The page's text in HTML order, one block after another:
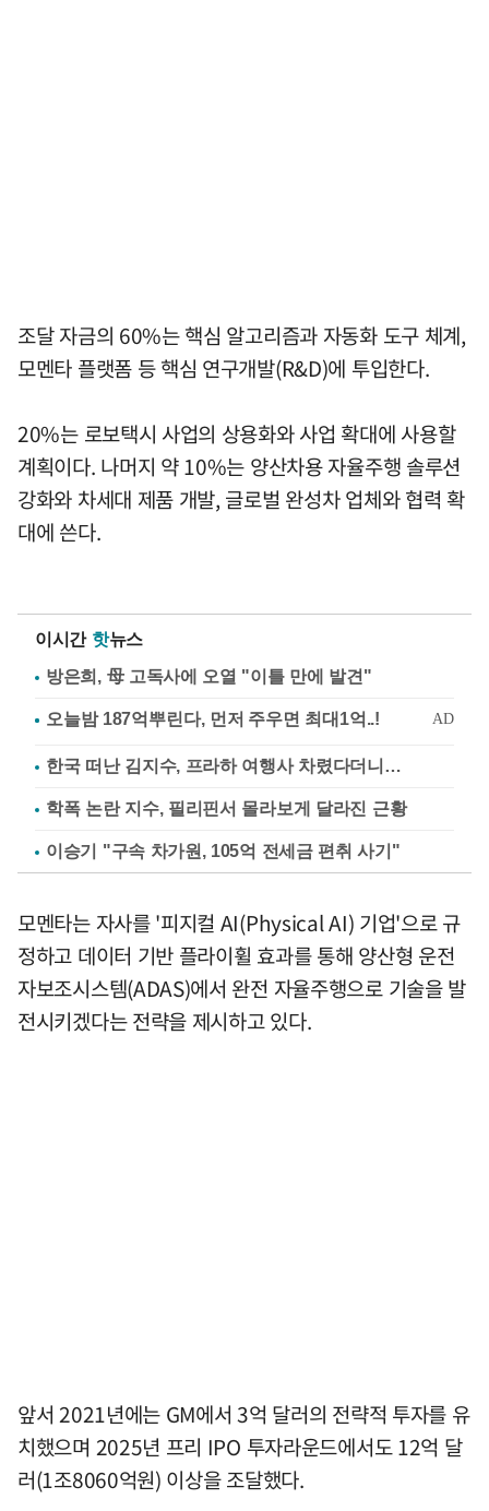
조달 자금의 60%는 핵심 알고리즘과 자동화 도구 체계,
모멘타 플랫폼 등 핵심 연구개발(R&D)에 투입한다.
20%는 로보택시 사업의 상용화와 사업 확대에 사용할
계획이다. 나머지 약 10%는 양산차용 자율주행 솔루션
강화와 차세대 제품 개발, 글로벌 완성차 업체와 협력 확
대에 쓴다.
이시간 핫뉴스
방은희, 母 고독사에 오열 "이틀 만에 발견"
한국 떠난 김지수, 프라하 여행사 차렸다더니…
학폭 논란 지수, 필리핀서 몰라보게 달라진 근황
이승기 "구속 차가원, 105억 전세금 편취 사기"
모멘타는 자사를 '피지컬 AI(Physical AI) 기업'으로 규
정하고 데이터 기반 플라이휠 효과를 통해 양산형 운전
자보조시스템(ADAS)에서 완전 자율주행으로 기술을 발
전시키겠다는 전략을 제시하고 있다.
앞서 2021년에는 GM에서 3억 달러의 전략적 투자를 유
치했으며 2025년 프리 IPO 투자라운드에서도 12억 달
러(1조8060억원) 이상을 조달했다.